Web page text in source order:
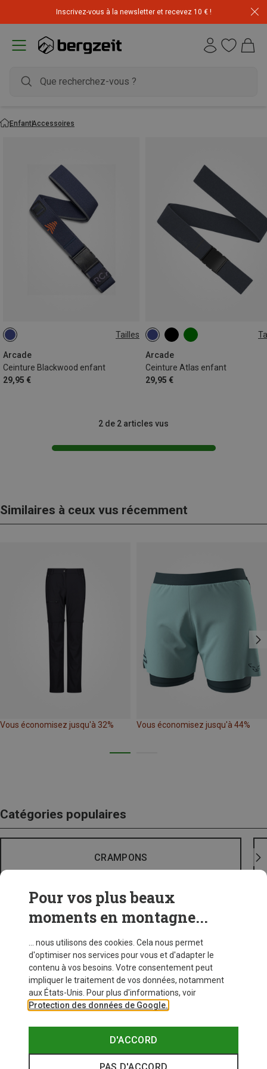
Inscrivez-vous à la newsletter et recevez 10 € !
EnfantAccessoires
Tailles
Arcade
Ceinture Blackwood enfant
29,95 €
ONE SIZE
Arcade
Ceinture Atlas enfant
29,95 €
ONE SIZE
2 de 2 articles vus
Similaires à ceux vus récemment
Vous économisez jusqu'à 32% Vous économisez jusqu'à 44%
Catégories populaires
CRAMPONS
Pour vos plus beaux
moments en montagne...
... nous utilisons des cookies. Cela nous permet
d'optimiser nos services pour vous et d'adapter le
contenu à vos besoins. Votre consentement peut
impliquer le traitement de vos données, notamment
aux États-Unis. Pour plus d'informations, voir
Protection des données de Google.
D'ACCORD